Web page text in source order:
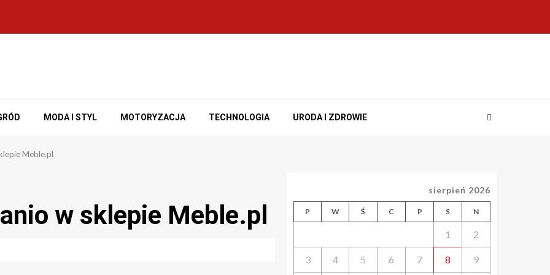
MODA I STYL MOTORYZACJA TECHNOLOGIA URODA I ZDROWIE
Meble.pl
w sklepie Meble.pl
sierpień 2026
P W Ś C P S N
1 2
3 4 5 6 7 8 9